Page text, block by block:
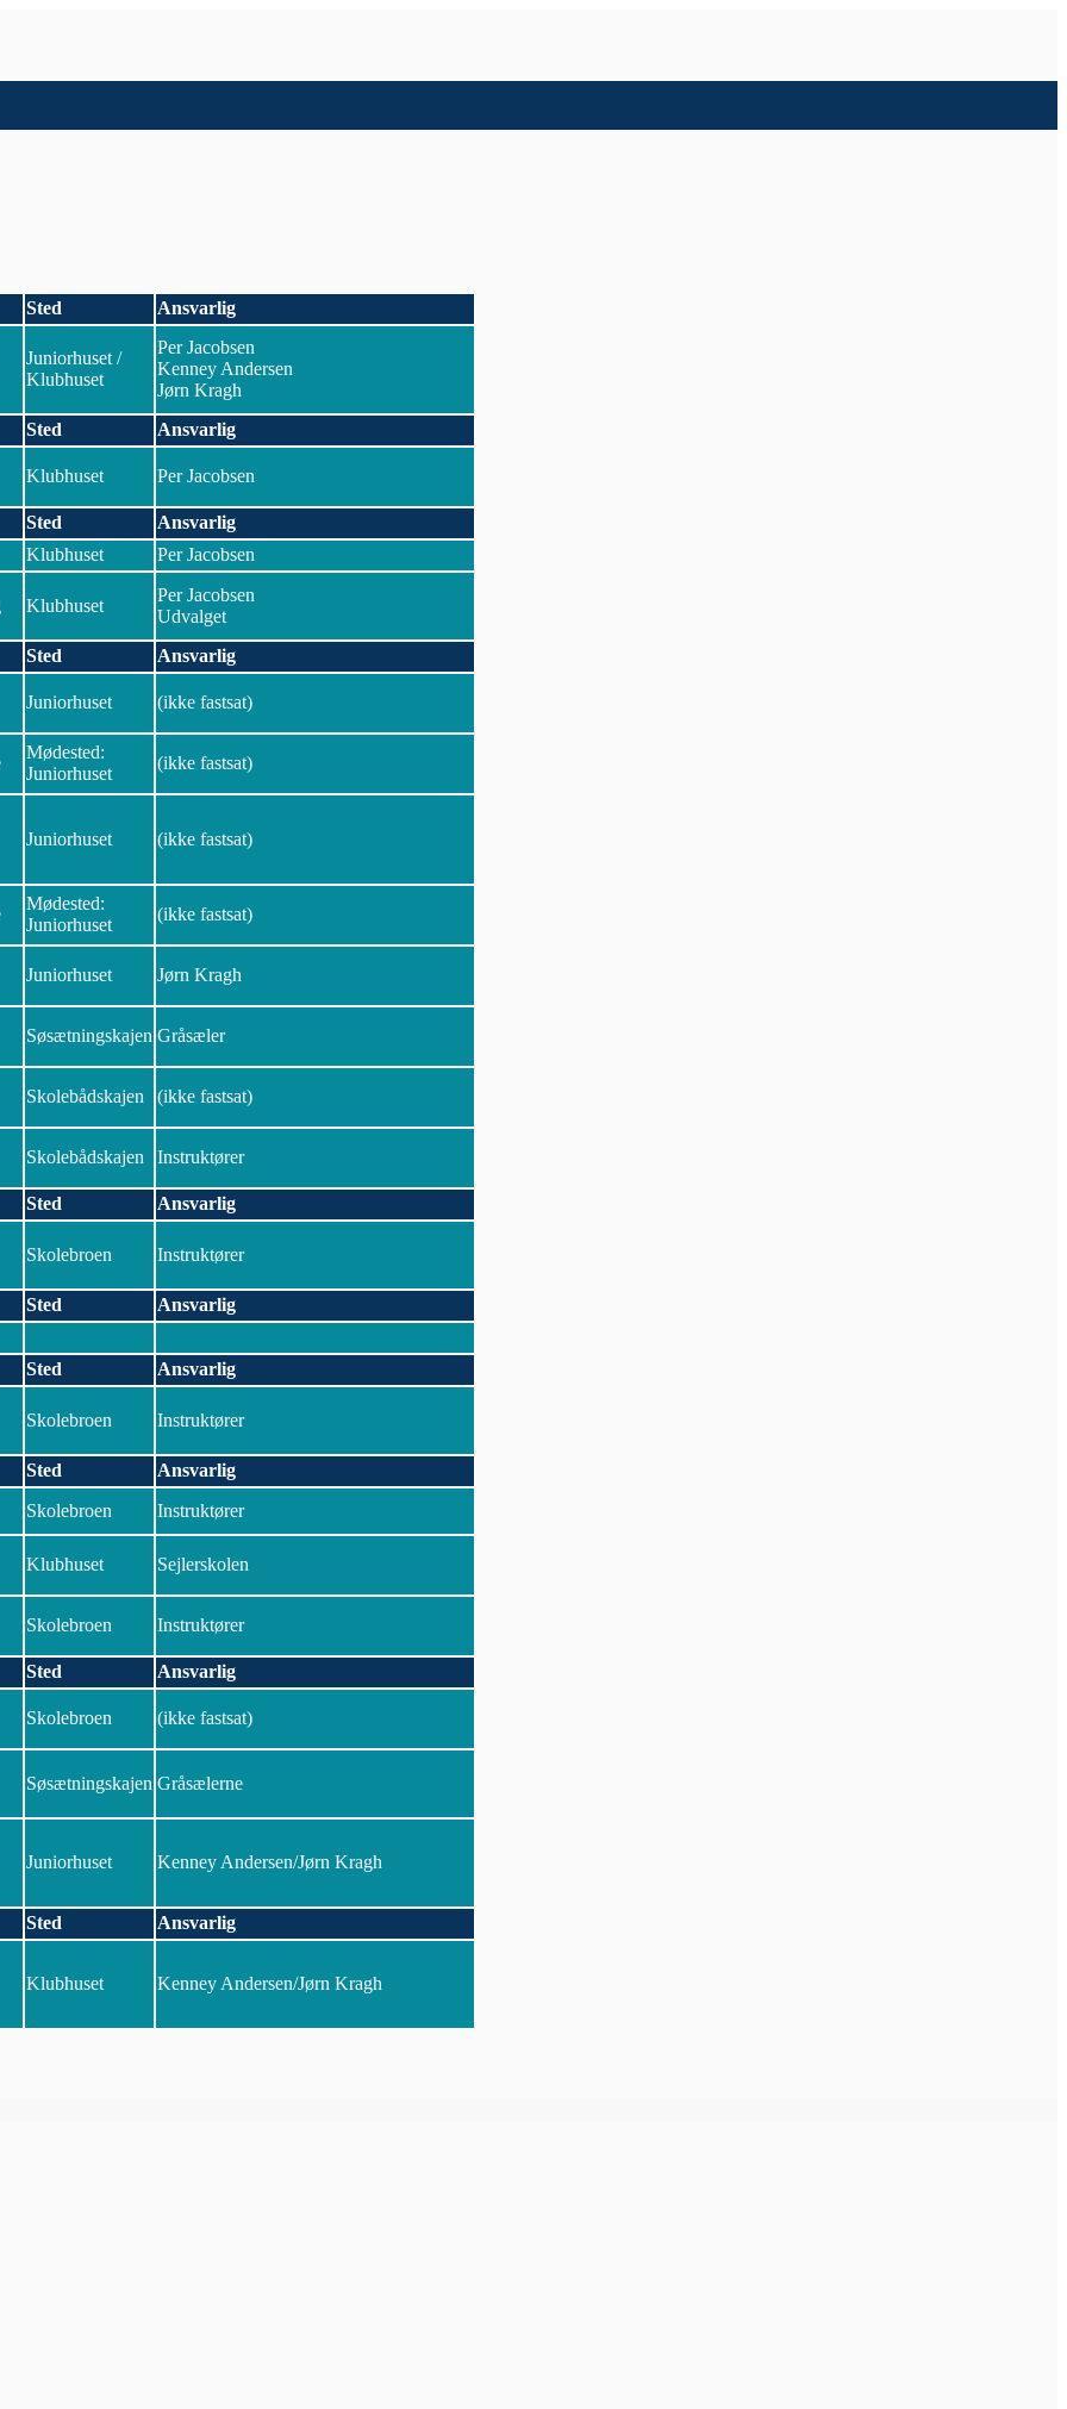
Sted Ansvarlig
Juniorhuset /
Klubhuset
Per Jacobsen
Kenney Andersen
Jørn Kragh
Sted Ansvarlig
Klubhuset Per Jacobsen
Sted
Ansvarlig
Klubhuset Per Jacobsen
Klubhuset
Per Jacobsen
Udvalget
Sted Ansvarlig
Juniorhuset (ikke fastsat)
Mødested:
Juniorhuset
(ikke fastsat)
Juniorhuset (ikke fastsat)
Mødested:
Juniorhuset
(ikke fastsat)
Juniorhuset Jørn Kragh
Søsætningskajen Gråsæler
Skolebådskajen (ikke fastsat)
Skolebådskajen Instruktører
Sted
Ansvarlig
Skolebroen Instruktører
Sted
Ansvarlig
Sted
Ansvarlig
Skolebroen Instruktører
Sted
Ansvarlig
Skolebroen Instruktører
Klubhuset Sejlerskolen
Skolebroen Instruktører
Sted
Ansvarlig
Skolebroen (ikke fastsat)
Søsætningskajen Gråsælerne
Juniorhuset Kenney Andersen/Jørn Kragh
Sted Ansvarlig
Klubhuset Kenney Andersen/Jørn Kragh